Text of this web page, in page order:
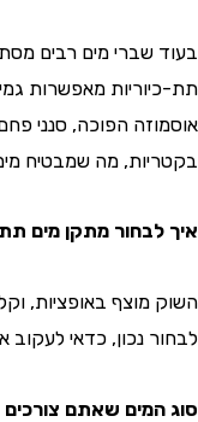
מים רבים
מאפשרות גמישות
מה שמבטיח מים
מתקן מים תת
באופציות, וקל
נכון, כדאי לעקוב
שאתם צורכים